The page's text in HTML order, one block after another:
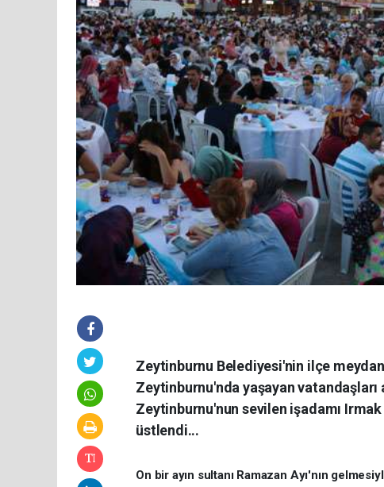
Zeytinburnu Belediyesi'nin ilçe
Zeytinburnu'nda yaşayan
Zeytinburnu'nun sevilen işadamı
üstlendi...
On bir ayın sultanı Ramazan Ayı'nın